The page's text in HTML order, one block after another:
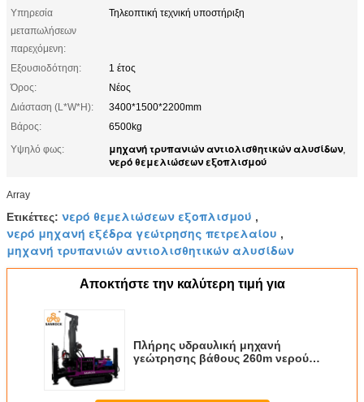
Υπηρεσία
μεταπωλήσεων
παρεχόμενη:
Τηλεοπτική τεχνική υποστήριξη
Εξουσιοδότηση:
1 έτος
Όρος:
Νέος
Διάσταση (L*W*H):
3400*1500*2200mm
Βάρος:
6500kg
Υψηλό φως:
μηχανή τρυπανιών αντιολισθητικών αλυσίδων,
νερό θεμελιώσεων εξοπλισμού
Array
Ετικέττες: νερό θεμελιώσεων εξοπλισμού ,
νερό μηχανή εξέδρα γεώτρησης πετρελαίου ,
μηχανή τρυπανιών αντιολισθητικών αλυσίδων
Αποκτήστε την καλύτερη τιμή για
Πλήρης υδραυλική μηχανή
γεώτρησης βάθους 260m νερού